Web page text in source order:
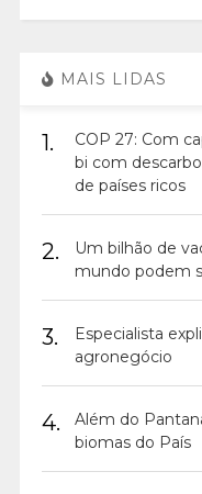
MAIS LIDAS
1.
COP 27: Com
bi com
de países ricos
2.
Um bilhão de
mundo podem
3.
Especialista
agronegócio
4.
Além do
biomas do País